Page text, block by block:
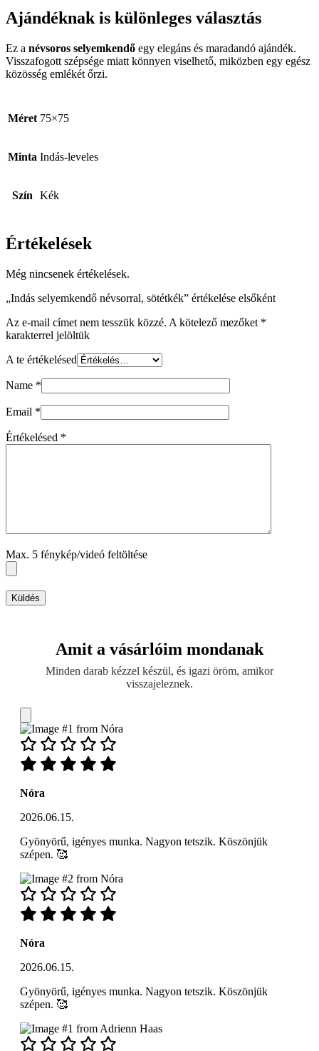
Ajándéknak is különleges választás
Ez a névsoros selyemkendő egy elegáns és maradandó ajándék.
Visszafogott szépsége miatt könnyen viselhető, miközben egy egész
közösség emlékét őrzi.
Méret 75×75
Minta Indás-leveles
Szín Kék
Értékelések
Még nincsenek értékelések.
„Indás selyemkendő névsorral, sötétkék” értékelése elsőként
Az e-mail címet nem tesszük közzé. A kötelező mezőket *
karakterrel jelöltük
A te értékelésed
Name *
Email *
Értékelésed *
Max. 5 fénykép/videó feltöltése
Küldés
Amit a vásárlóim mondanak
Minden darab kézzel készül, és igazi öröm, amikor
visszajeleznek.
Nóra
2026.06.15.
Gyönyörű, igényes munka. Nagyon tetszik. Köszönjük
szépen. 🥰
Nóra
2026.06.15.
Gyönyörű, igényes munka. Nagyon tetszik. Köszönjük
szépen. 🥰